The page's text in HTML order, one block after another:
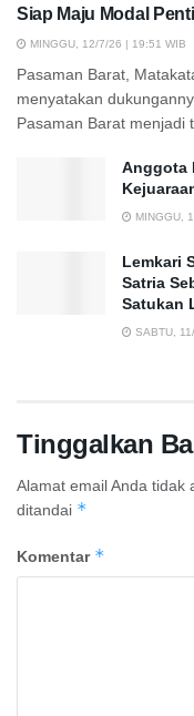
Siap Maju Modal
MINGGU, 12/7/26 | 19:51 WIB
Pasaman Barat,
menyatakan
Pasaman Barat menjadi
Anggota
MINGGU,
Lemkari
Satria
Satukan
SABTU,
Tinggalkan
Alamat email Anda tidak
ditandai *
Komentar *